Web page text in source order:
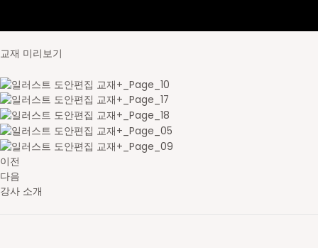
교재 미리보기
이전
다음
강사 소개